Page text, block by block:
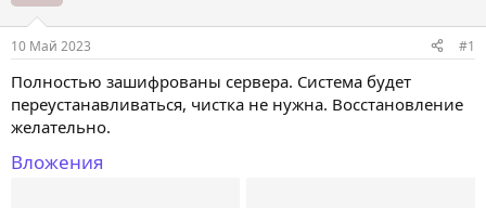
10 Май 2023 #1
Полностью зашифрованы сервера. Система будет
переустанавливаться, чистка не нужна. Восстановление
желательно.
Вложения